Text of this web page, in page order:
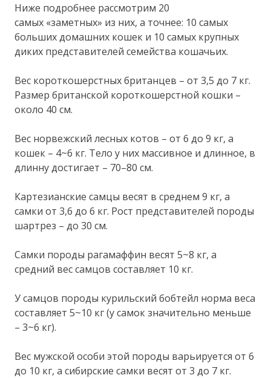
Ниже подробнее рассмотрим 20
самых «заметных» из них, а точнее: 10 самых
больших домашних кошек и 10 самых крупных
диких представителей семейства кошачьих.
Вес короткошерстных британцев – от 3,5 до 7 кг.
Размер британской короткошерстной кошки –
около 40 см.
Вес норвежский лесных котов – от 6 до 9 кг, а
кошек – 4~6 кг. Тело у них массивное и длинное, в
длинну достигает – 70–80 см.
Картезианские самцы весят в среднем 9 кг, а
самки от 3,6 до 6 кг. Рост представителей породы
шартрез – до 30 см.
Самки породы рагамаффин весят 5~8 кг, а
средний вес самцов составляет 10 кг.
У самцов породы курильский бобтейл норма веса
составляет 5~10 кг (у самок значительно меньше
– 3~6 кг).
Вес мужской особи этой породы варьируется от 6
до 10 кг, а сибирские самки весят от 3 до 7 кг.